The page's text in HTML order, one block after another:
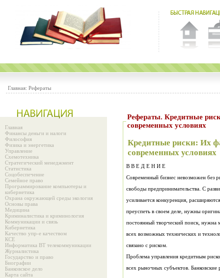
Главная: Рефераты
Главная
Финансы деньги и налоги
Философия
Физика и энергетика
Управление
Схемотехника
Стратегический менеджмент
Статистика
Соцобеспечение
Семейное право
Программирование компьютеры и
кибернетика
Охрана окружающей среды экология
Основы права
Медицина
Криминалистика и криминология
Коммуникации и связь
Кибернетика
Качество упр-е качеством
КСЕ
Информатика ВТ телекоммуникации
Журналистика
Государство и право
Биографии
Банковское дело
Карта сайта
Рефераты. Кредитные
современных условиях
Кредитные риски: Их
современных условиях
В В Е Д Е Н И Е
связано с риском.